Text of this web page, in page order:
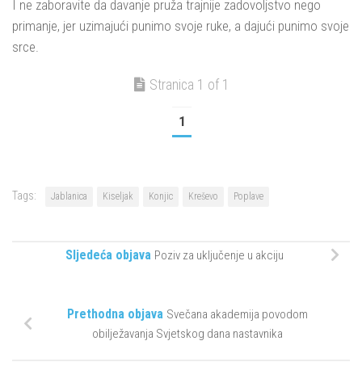
I ne zaboravite da davanje pruža trajnije zadovoljstvo nego
primanje, jer uzimajući punimo svoje ruke, a dajući punimo svoje
srce.
Stranica 1 of 1
1
Tags: Jablanica Kiseljak Konjic Kreševo Poplave
Sljedeća objava Poziv za uključenje u akciju
Prethodna objava Svečana akademija povodom
obilježavanja Svjetskog dana nastavnika